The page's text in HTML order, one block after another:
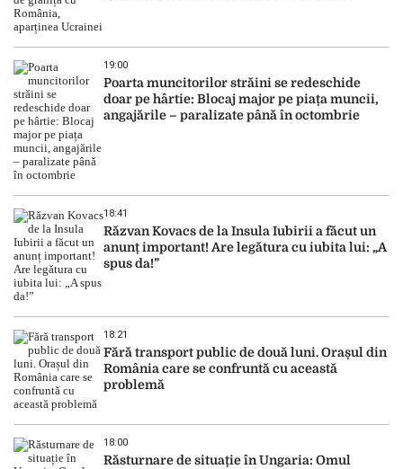
19:00
Poarta muncitorilor străini se redeschide
doar pe hârtie: Blocaj major pe piața muncii,
angajările – paralizate până în octombrie
18:41
Răzvan Kovacs de la Insula Iubirii a făcut un
anunț important! Are legătura cu iubita lui: „A
spus da!”
18:21
Fără transport public de două luni. Orașul din
România care se confruntă cu această
problemă
18:00
Răsturnare de situație în Ungaria: Omul